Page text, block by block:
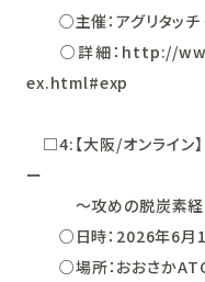
○主催：アグリタッチ
○詳細：http://
ex.html#exp
□4:【大阪/オンライン
ー
～攻めの脱炭素経営
○日時：2026年6月
○場所：おおさかATC